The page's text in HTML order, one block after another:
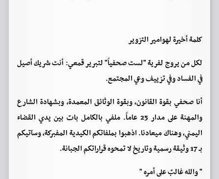
كلمة أخيرة لهوامير التزوير
لكل من يروج لفرية "لست صحفياً" لتبرير قمعي: أنت شريك أصيل
في الفساد وفي تزييف وعي المجتمع.
أنا صحفي بقوة القانون، وبقوة الوثائق المعمدة، وبشهادة الشارع
والمهنة على مدار 25 عاماً. ملفي بالكامل بات بين يدي القضاء
اليمني، وهناك ميعادنا. اذهبوا بملفاتكم الكيدية المفبركة، وسآتيكم
بـ 17 وثيقة رسمية وتاريخ لا تمحوه قراراتكم الجبانة.
" والله غالبٌ على أمره "